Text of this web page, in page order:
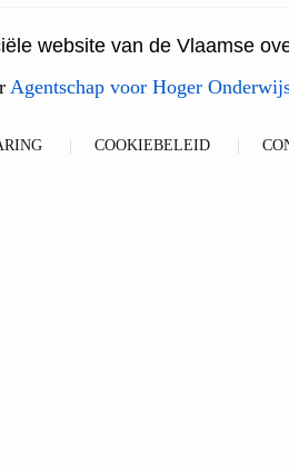
website van de Vlaamse
Agentschap voor Hoger
COOKIEBELEID